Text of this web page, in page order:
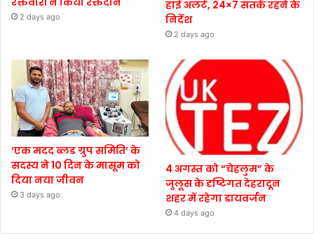
2 days ago
हाई अलर्ट, 24×7 सतर्क रहने के
निर्देश
2 days ago
‘एक मदद ब्लड ग्रुप समिति’ के
सदस्य ने 10 दिन के मासूम को
दिया नया जीवन
3 days ago
4 अगस्त को “चेहलुम” के
जुलूस के दृष्टिगत देहरादून
शहर में रहेगा डायवर्जन
4 days ago